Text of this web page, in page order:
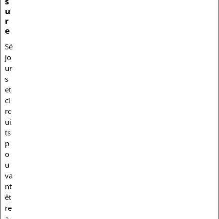
u
r
e
Sé
jo
ur
s
et
ci
rc
ui
ts
p
o
u
va
nt
êt
re